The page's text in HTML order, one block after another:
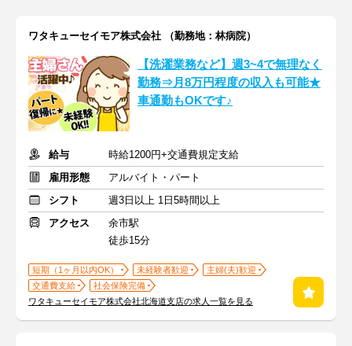
ワタキューセイモア株式会社 （勤務地：林病院）
【洗濯業務など】週3~4で無理なく
勤務⇒月8万円程度の収入も可能★
車通勤もOKです♪
給与
時給1200円+交通費規定支給
雇用形態
アルバイト・パート
シフト
週3日以上 1日5時間以上
アクセス
余市駅
徒歩15分
短期（1ヶ月以内OK） 未経験者歓迎
主婦(夫)歓迎
交通費支給
社会保険完備
ワタキューセイモア株式会社北海道支店の求人一覧を見る